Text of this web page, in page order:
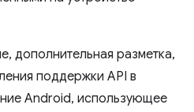
дополнительная разметка,
поддержки API в
Android, использующее